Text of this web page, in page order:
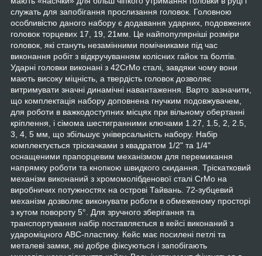
служать для запобігання прослизання головок. Головною
особливістю даного набору є додавання ударних, подовжених
головок торцевих 17, 19, 21мм. Це найпопулярніші розміри
головок, які стануть незамінними помічниками під час
виконання робіт з відкручуванням колісних гайок та болтів.
Ударні головки виконані з 42CrMo сталі, завдяки чому вони
мають високу міцність, а твердість головок дозволяє
витримувати значні динамічні навантаження. Варто зазначити,
що комплектація набору доповнена гнучким подовжувачем,
для роботи в важкодоступних місцях при вільному обертанні
кріплення, і сімома шестигранними ключами 1.27, 1.5, 2, 2.5,
3, 4, 5 мм, що збільшує універсальність набору. Набір
комплектується тріскачками з квадратом 1/2" та 1/4"
оснащеними прапорцевим механізмом для перемикання
напрямку роботи та кнопкою швидкого скидання. Тріскатковий
механізм виконаний з хромомолібденової сталі CrMo на
виробничих потужностях на острові Тайвань. 72-зубцевий
механізм дозволяє виконувати роботи в обмеженому просторі
з кутом повороту 5°. Для зручного зберігання та
транспортування набір поставляється в кейсі виконаний з
удароміцного ABC-пластику. Кейс має посилені петлі та
металеві замки, які добре фіксуються і запобігають